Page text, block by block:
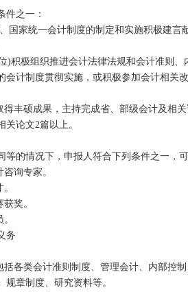
之一：
家统一会计制度的制定和实施积极建言
极组织推进会计法律法规和会计准则、
会计制度贯彻实施，或积极参加会计相关
硕成果，主持完成省、部级会计及相关
论文2篇以上。
的情况下，申报人符合下列条件之一，可
询专家。
奖。
务
类会计准则制度、管理会计、内部控制
章制度、研究资料等。